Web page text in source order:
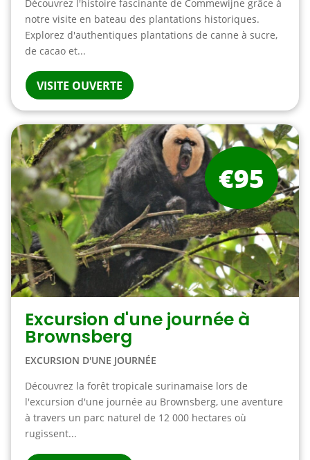
Découvrez l'histoire fascinante de Commewijne grâce à
notre visite en bateau des plantations historiques.
Explorez d'authentiques plantations de canne à sucre,
de cacao et...
VISITE OUVERTE
Excursion d'une journée à
Brownsberg
EXCURSION D'UNE JOURNÉE
Découvrez la forêt tropicale surinamaise lors de
l'excursion d'une journée au Brownsberg, une aventure
à travers un parc naturel de 12 000 hectares où
rugissent...
€95